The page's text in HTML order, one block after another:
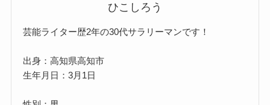
ひこしろう
芸能ライター歴2年の30代サラリーマンです！
出身：高知県高知市
生年月日：3月1日